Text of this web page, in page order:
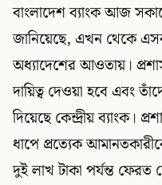
বাংলাদেশ ব্যাংক আজ
জানিয়েছে, এখন থেকে
অধ্যাদেশের আওতায়।
দায়িত্ব দেওয়া হবে এবং
দিয়েছে কেন্দ্রীয় ব্যাংক।
ধাপে প্রত্যেক
দুই লাখ টাকা পর্যন্ত ফেরত